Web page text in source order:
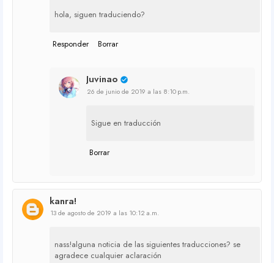
hola, siguen traduciendo?
Responder Borrar
Juvinao
26 de junio de 2019 a las 8:10 p.m.
Sigue en traducción
Borrar
kanra!
13 de agosto de 2019 a las 10:12 a.m.
nass!alguna noticia de las siguientes traducciones? se
agradece cualquier aclaración